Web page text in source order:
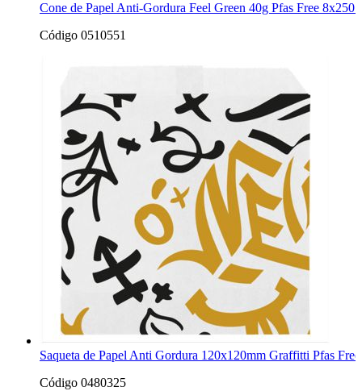
Cone de Papel Anti-Gordura Feel Green 40g Pfas Free 8x250
Código 0510551
Saqueta de Papel Anti Gordura 120x120mm Graffitti Pfas
Código 0480325